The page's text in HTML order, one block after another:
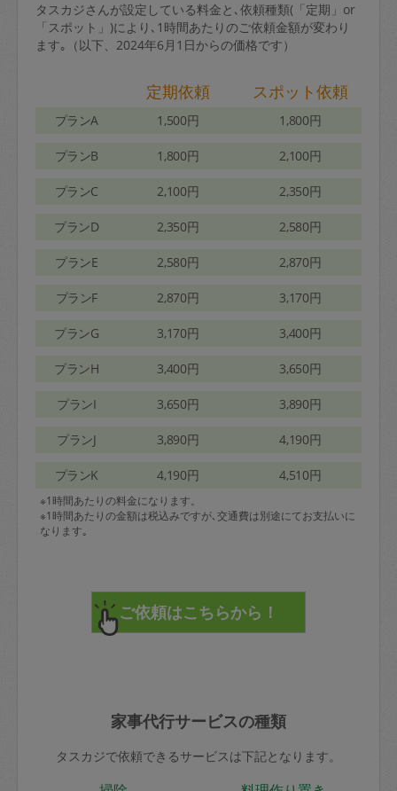
タスカジさんが設定している料金と､依頼種類(「定期」or
「スポット」)により､1時間あたりのご依頼金額が変わり
ます｡（以下、2024年6月1日からの価格です）
定期依頼 スポット依頼
プランA 1,500円 1,800円
プランB 1,800円 2,100円
プランC 2,100円 2,350円
プランD 2,350円 2,580円
プランE 2,580円 2,870円
プランF 2,870円 3,170円
プランG 3,170円 3,400円
プランH 3,400円 3,650円
プランI 3,650円 3,890円
プランJ 3,890円 4,190円
プランK 4,190円 4,510円
※1時間あたりの料金になります。
※1時間あたりの金額は税込みですが､交通費は別途にてお支払いに
なります｡
家事代行サービスの種類
タスカジで依頼できるサービスは下記となります。